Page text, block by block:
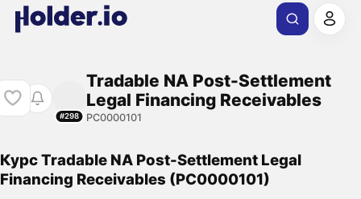
#298
Tradable NA Post-Settlement
Legal Financing Receivables
PC0000101
Курс Tradable NA Post-Settlement Legal
Financing Receivables (PC0000101)